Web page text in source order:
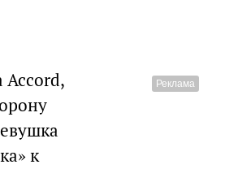
Accord,
к